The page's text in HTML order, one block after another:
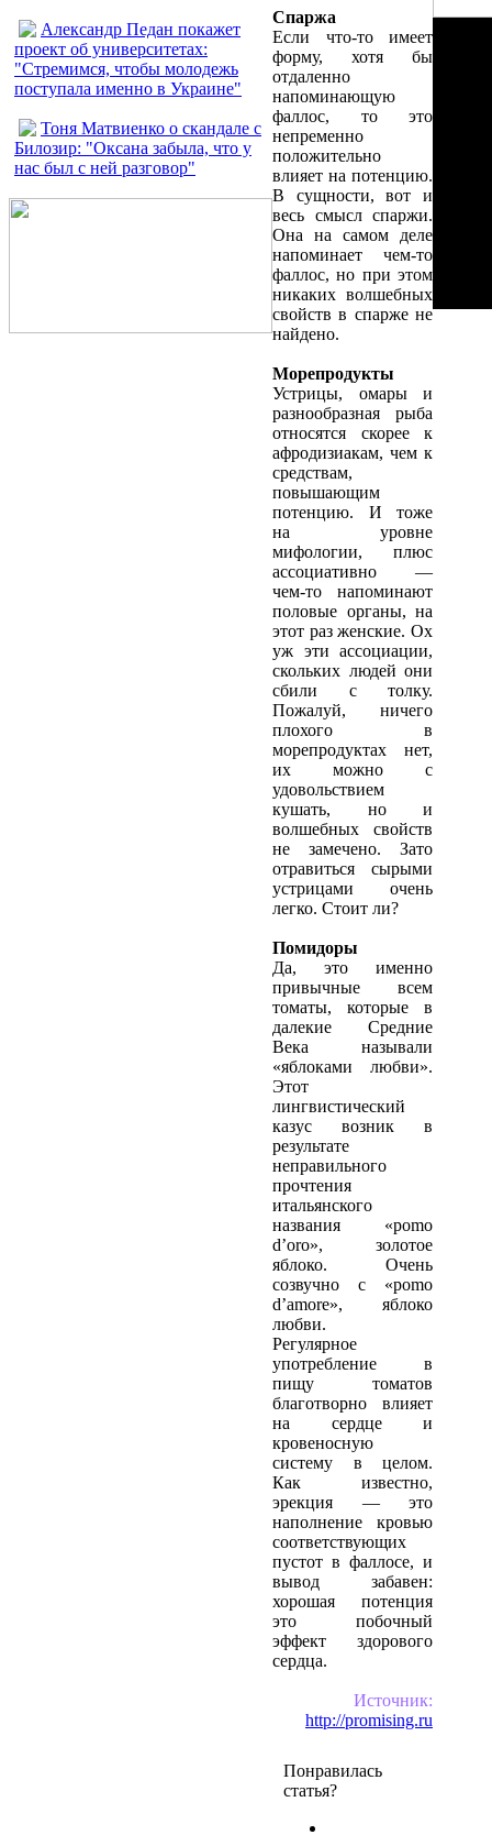
Александр Педан покажет
проект об университетах:
"Стремимся, чтобы молодежь
поступала именно в Украине"
Тоня Матвиенко о скандале с
Билозир: "Оксана забыла, что у
нас был с ней разговор"
Спаржа
Если что-то имеет
форму, хотя бы
отдаленно
напоминающую
фаллос, то это
непременно
положительно
влияет на потенцию.
В сущности, вот и
весь смысл спаржи.
Она на самом деле
напоминает чем-то
фаллос, но при этом
никаких волшебных
свойств в спарже не
найдено.
Морепродукты
Устрицы, омары и
разнообразная рыба
относятся скорее к
афродизиакам, чем к
средствам,
повышающим
потенцию. И тоже
на уровне
мифологии, плюс
ассоциативно —
чем-то напоминают
половые органы, на
этот раз женские. Ох
уж эти ассоциации,
скольких людей они
сбили с толку.
Пожалуй, ничего
плохого в
морепродуктах нет,
их можно с
удовольствием
кушать, но и
волшебных свойств
не замечено. Зато
отравиться сырыми
устрицами очень
легко. Стоит ли?
Помидоры
Да, это именно
привычные всем
томаты, которые в
далекие Средние
Века называли
«яблоками любви».
Этот
лингвистический
казус возник в
результате
неправильного
прочтения
итальянского
названия «pomo
d’oro», золотое
яблоко. Очень
созвучно с «pomo
d’amore», яблоко
любви.
Регулярное
употребление в
пищу томатов
благотворно влияет
на сердце и
кровеносную
систему в целом.
Как известно,
эрекция — это
наполнение кровью
соответствующих
пустот в фаллосе, и
вывод забавен:
хорошая потенция
это побочный
эффект здорового
сердца.
Источник:
http://promising.ru
Понравилась
статья?